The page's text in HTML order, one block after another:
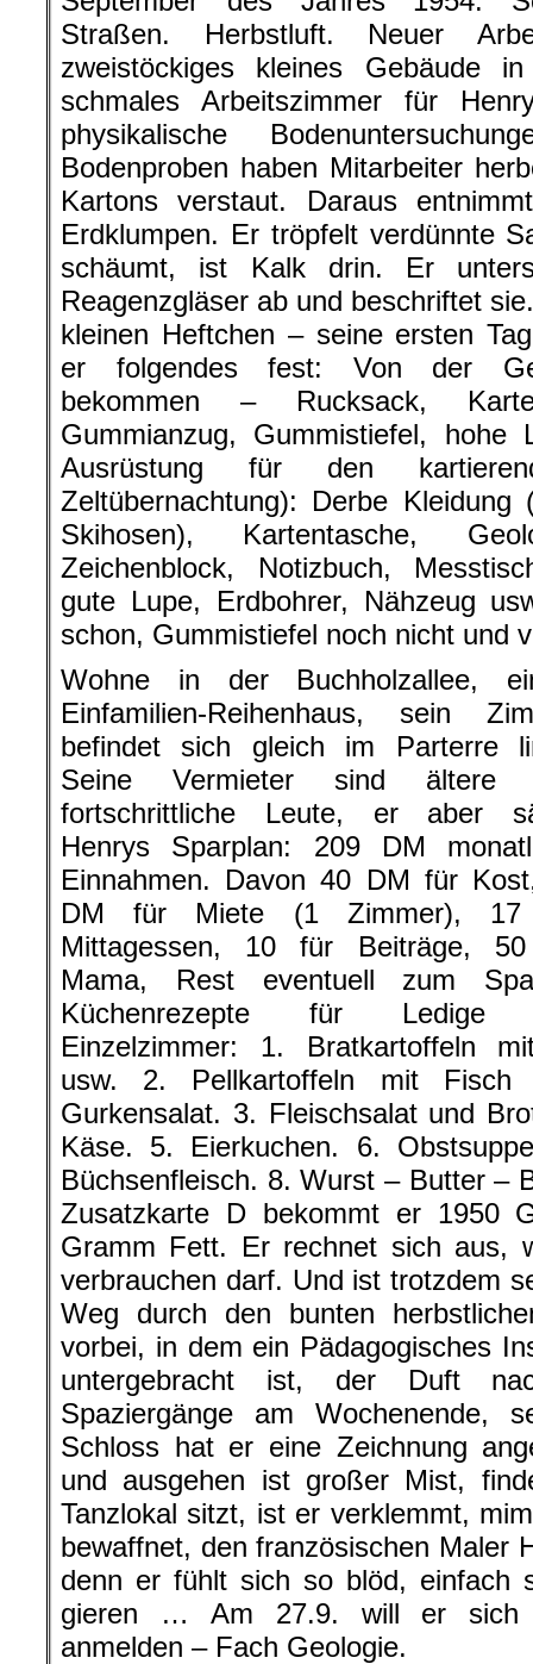
Straßen. Herbstluft. Neuer
zweistöckiges kleines Gebäude
schmales Arbeitszimmer für
physikalische
Bodenproben haben Mitarbeiter
Kartons verstaut. Daraus
Erdklumpen. Er tröpfelt verdünnte
schäumt, ist Kalk drin. Er
Reagenzgläser ab und beschriftet
kleinen Heftchen – seine ersten
er folgendes fest: Von der
bekommen – Rucksack,
Gummianzug, Gummistiefel, hohe
Ausrüstung für den
Zeltübernachtung): Derbe Kleidung
Skihosen), Kartentasche,
Zeichenblock, Notizbuch,
gute Lupe, Erdbohrer, Nähzeug
schon, Gummistiefel noch nicht und
Wohne in der Buchholzallee,
Einfamilien-Reihenhaus, sein
befindet sich gleich im Parterre
Seine Vermieter sind ältere
fortschrittliche Leute, er aber
Henrys Sparplan: 209 DM
Einnahmen. Davon 40 DM für
DM für Miete (1 Zimmer),
Mittagessen, 10 für Beiträge,
Mama, Rest eventuell zum
Küchenrezepte für Ledige
Einzelzimmer: 1. Bratkartoffeln
usw. 2. Pellkartoffeln mit Fisch
Gurkensalat. 3. Fleischsalat und
Käse. 5. Eierkuchen. 6.
Büchsenfleisch. 8. Wurst – Butter –
Zusatzkarte D bekommt er 1950
Gramm Fett. Er rechnet sich aus,
verbrauchen darf. Und ist trotzdem
Weg durch den bunten
vorbei, in dem ein Pädagogisches
untergebracht ist, der Duft
Spaziergänge am Wochenende,
Schloss hat er eine Zeichnung
und ausgehen ist großer Mist,
Tanzlokal sitzt, ist er verklemmt,
bewaffnet, den französischen Maler
denn er fühlt sich so blöd, einfach
gieren … Am 27.9. will er sich
anmelden – Fach Geologie.